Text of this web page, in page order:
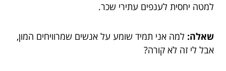
למטה יחסית לענפים עתירי שכר.
שאלה: למה אני תמיד שומע על אנשים שמרוויחים המון,
אבל לי זה לא קורה?